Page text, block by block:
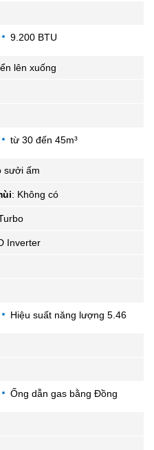
9.200 BTU
lên xuống
từ 30 đến 45m³
sưởi ấm
: Không có
Inverter
Hiệu suất năng lượng 5.46
Ống dẫn gas bằng Đồng